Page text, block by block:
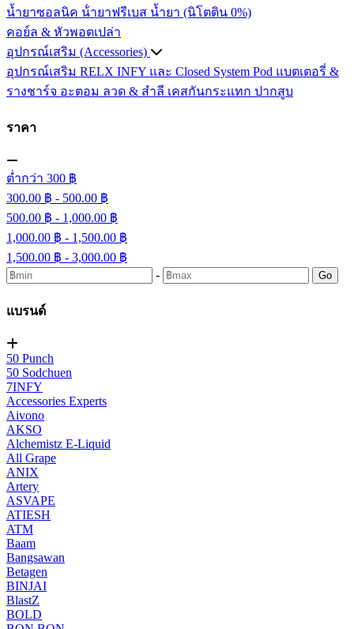
น้ำยาซอลนิค น้ํายาฟรีเบส น้ำยา (นิโตติน 0%)
คอย์ล & หัวพอตเปล่า
อุปกรณ์เสริม (Accessories)
อุปกรณ์เสริม RELX INFY และ Closed System Pod แบตเตอรี่ &
รางชาร์จ อะตอม ลวด ​& สำลี เคสกันกระแทก ปากสูบ
ราคา
ต่ำกว่า 300 ฿
300.00 ฿ - 500.00 ฿
500.00 ฿ - 1,000.00 ฿
1,000.00 ฿ - 1,500.00 ฿
1,500.00 ฿ - 3,000.00 ฿
-
Go
แบรนด์
50 Punch
50 Sodchuen
7INFY
Accessories Experts
Aivono
AKSO
Alchemistz E-Liquid
All Grape
ANIX
Artery
ASVAPE
ATIESH
ATM
Baam
Bangsawan
Betagen
BINJAI
BlastZ
BOLD